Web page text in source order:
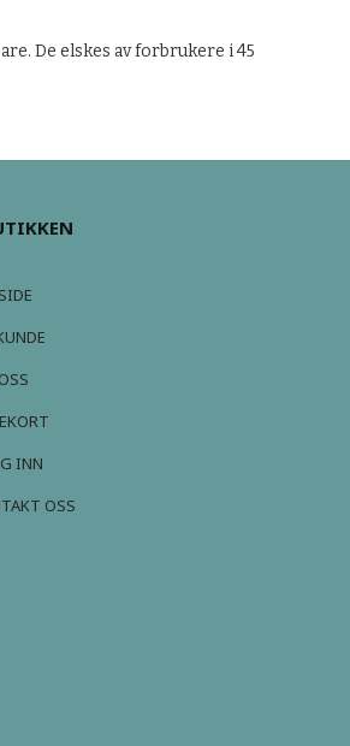
De elskes av forbrukere i 45
INN
OSS